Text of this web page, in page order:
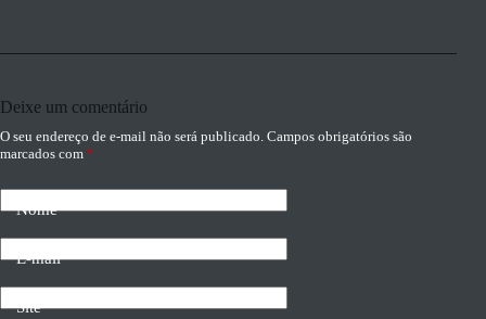
Deixe um comentário
O seu endereço de e-mail não será publicado. Campos obrigatórios são
marcados com *
Nome
E-mail
Site